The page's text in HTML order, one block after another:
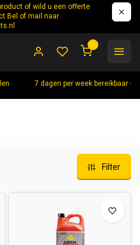
of wild u een offerte
Bel of mail naar
7 dagen per week bereikbaar
Filter